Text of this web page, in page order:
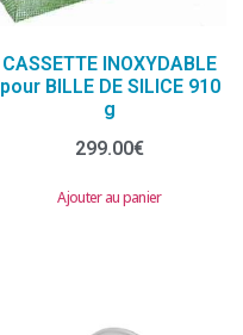
CASSETTE INOXYDABLE
pour BILLE DE SILICE 910
g
299.00€
Ajouter au panier